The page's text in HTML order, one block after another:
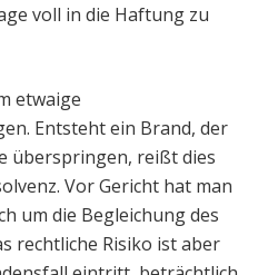
voll in die Haftung zu
etwaige
Entsteht ein Brand, der
überspringen, reißt dies
Vor Gericht hat man
um die Begleichung des
rechtliche Risiko ist aber